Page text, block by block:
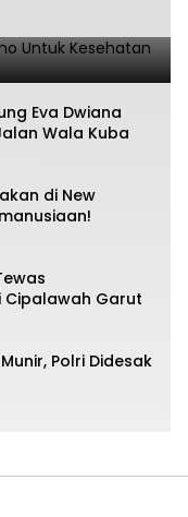
Water Lemo
Eva Dwiana
Wala Kuba
di New
Cipalawah Garut
Polri Didesak